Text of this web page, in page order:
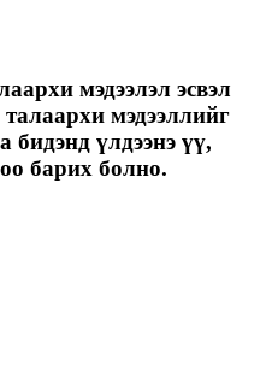
мэдээлэл эсвэл
талаархи мэдээллийг
бидэнд үлдээнэ үү,
барих болно.